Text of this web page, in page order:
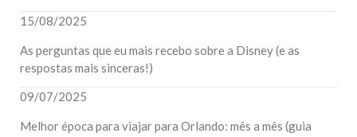
15/08/2025
As perguntas que eu mais recebo sobre a Disney (e as
respostas mais sinceras!)
09/07/2025
Melhor época para viajar para Orlando: mês a mês (guia